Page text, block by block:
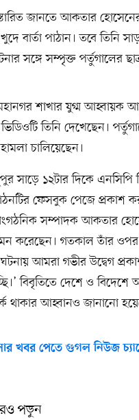
জানতে আকতার
বার্তা পাঠান। তবে তিনি
সঙ্গে সম্পৃক্ত পর্তুগালের
শাখার যুগ্ম আহ্বায়ক
তিনি দেখেছেন।
চালিয়েছেন।
সাড়ে ১২টার দিকে এনসিপি
ফেসবুক পেজে প্রকাশ
সম্পাদক আকতার
করেছেন। গতকাল তাঁর ওপর
আমরা গভীর উদ্বেগ
বিবৃতিতে দেশে ও
থাকার আহ্বানও জানানো
খবর পেতে গুগল নিউজ
পড়ুন